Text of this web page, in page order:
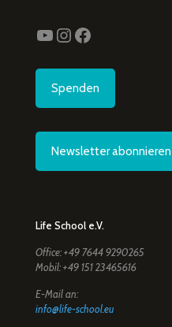
YouTube
Instagram
Facebook
Spenden
Newsletter abonnieren
Life School e.V.
Office: +49 7644 9290265
Mobil: +49 151 23465616
E-Mail an:
info@life-school.eu